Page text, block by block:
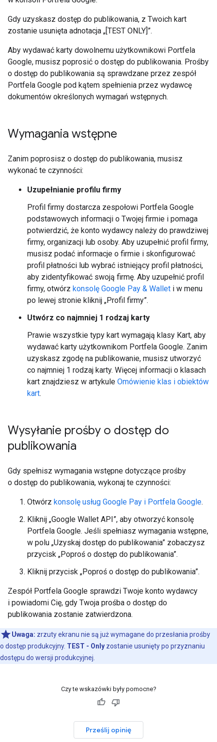
Gdy uzyskasz dostęp do publikowania, z Twoich kart
zostanie usunięta adnotacja „[TEST ONLY]”.
Aby wydawać karty dowolnemu użytkownikowi Portfela
Google, musisz poprosić o dostęp do publikowania. Prośby
o dostęp do publikowania są sprawdzane przez zespół
Portfela Google pod kątem spełnienia przez wydawcę
dokumentów określonych wymagań wstępnych.
Wymagania wstępne
Zanim poprosisz o dostęp do publikowania, musisz
wykonać te czynności:
Uzupełnianie profilu firmy
Profil firmy dostarcza zespołowi Portfela Google
podstawowych informacji o Twojej firmie i pomaga
potwierdzić, że konto wydawcy należy do prawdziwej
firmy, organizacji lub osoby. Aby uzupełnić profil firmy,
musisz podać informacje o firmie i skonfigurować
profil płatności lub wybrać istniejący profil płatności,
aby zidentyfikować swoją firmę. Aby uzupełnić profil
firmy, otwórz konsolę Google Pay & Wallet i w menu
po lewej stronie kliknij „Profil firmy”.
Utwórz co najmniej 1 rodzaj karty
Prawie wszystkie typy kart wymagają klasy Kart, aby
wydawać karty użytkownikom Portfela Google. Zanim
uzyskasz zgodę na publikowanie, musisz utworzyć
co najmniej 1 rodzaj karty. Więcej informacji o klasach
kart znajdziesz w artykule Omówienie klas i obiektów
kart.
Wysyłanie prośby o dostęp do
publikowania
Gdy spełnisz wymagania wstępne dotyczące prośby
o dostęp do publikowania, wykonaj te czynności:
Otwórz konsolę usług Google Pay i Portfela Google.
Kliknij „Google Wallet API”, aby otworzyć konsolę
Portfela Google. Jeśli spełniasz wymagania wstępne,
w polu „Uzyskaj dostęp do publikowania” zobaczysz
przycisk „Poproś o dostęp do publikowania”.
Kliknij przycisk „Poproś o dostęp do publikowania”.
Zespół Portfela Google sprawdzi Twoje konto wydawcy
i powiadomi Cię, gdy Twoja prośba o dostęp do
publikowania zostanie zatwierdzona.
Uwaga: zrzuty ekranu nie są już wymagane do przesłania prośby
o dostęp produkcyjny. TEST - Only zostanie usunięty po przyznaniu
dostępu do wersji produkcyjnej.
Czy te wskazówki były pomocne?
Prześlij opinię